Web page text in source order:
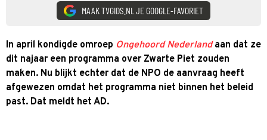
MAAK TVGIDS.NL JE GOOGLE-FAVORIET
In april kondigde omroep Ongehoord Nederlandaan dat ze
dit najaar een programma over Zwarte Piet zouden
maken. Nu blijkt echter dat de NPO de aanvraag heeft
afgewezen omdat het programma niet binnen het beleid
past. Dat meldt het AD.